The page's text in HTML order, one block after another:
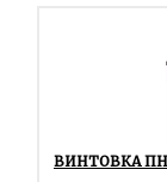
ВИНТОВКА